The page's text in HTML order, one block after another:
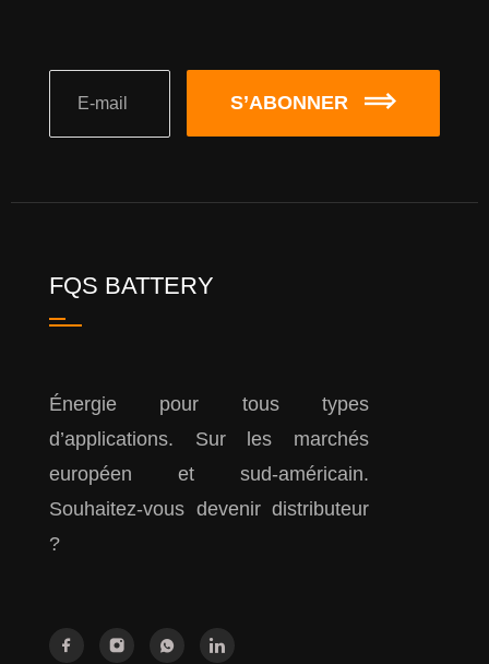
S’ABONNER
FQS BATTERY
Énergie pour tous types
d’applications. Sur les marchés
européen et sud-américain.
Souhaitez-vous devenir distributeur
?